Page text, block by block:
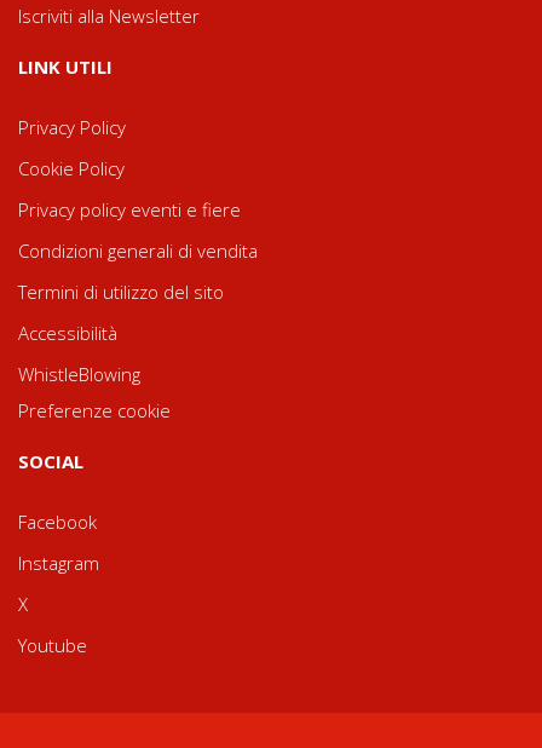
Iscriviti alla Newsletter
LINK UTILI
Privacy Policy
Cookie Policy
Privacy policy eventi e fiere
Condizioni generali di vendita
Termini di utilizzo del sito
Accessibilità
WhistleBlowing
Preferenze cookie
SOCIAL
Facebook
Instagram
X
Youtube